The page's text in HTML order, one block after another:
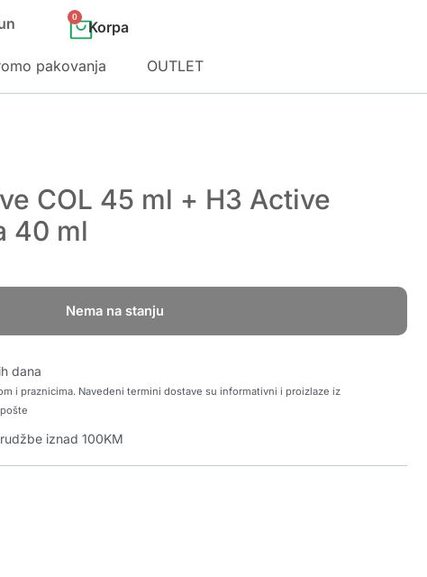
0
pakovanja OUTLET
COL 45 ml + H3 Active
40 ml
Nema na stanju
dana
i praznicima. Navedeni termini dostave su informativni i proizlaze iz
iznad 100KM